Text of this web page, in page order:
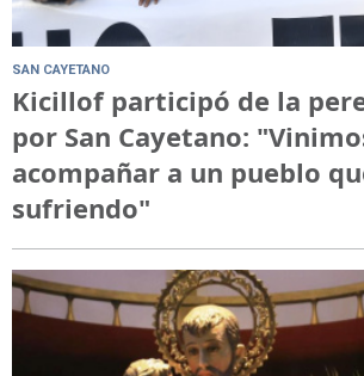
SAN CAYETANO
Kicillof participó de la
por San Cayetano:
acompañar a un pueblo
sufriendo"